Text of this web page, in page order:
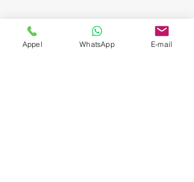
Appel WhatsApp E-mail